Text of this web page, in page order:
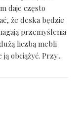
daje często
że deska będzie
przemyślenia
liczbą mebli
obciążyć. Przy...